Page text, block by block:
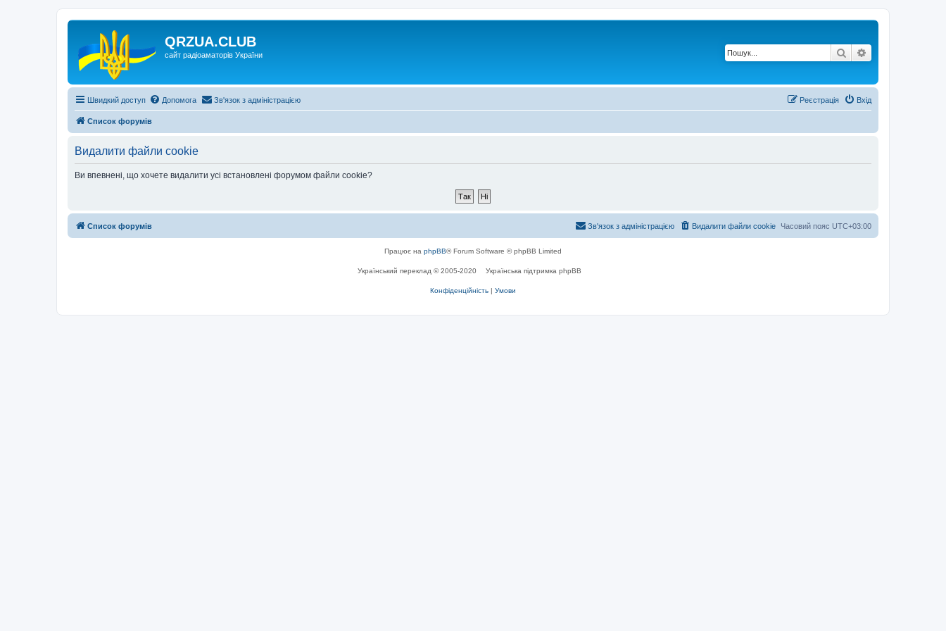
QRZUA.CLUB
сайт радіоаматорів України Пошук
Швидкий доступ Допомога Зв'язок з адміністрацією Вхід
Реєстрація
Список форумів
Видалити файли cookie
Ви впевнені, що хочете видалити усі встановлені форумом файли cookie?
Список форумів Часовий пояс UTC+03:00
Видалити файли cookie
Зв'язок з адміністрацією
Працює на phpBB® Forum Software © phpBB Limited
Український переклад © 2005-2020 Українська підтримка phpBB
Конфіденційність | Умови